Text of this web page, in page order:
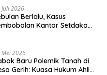
Juli 2026
Berlalu, Kasus
Kantor Setdakab
Mei 2026
Baru Polemik Tanah di
Gerih: Kuasa Hukum Ahli